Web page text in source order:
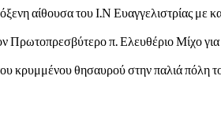
αίθουσα του Ι.Ν Ευαγγελιστρίας με
π. Ελευθέριο Μίχο για
κρυμμένου θησαυρού στην παλιά πόλη